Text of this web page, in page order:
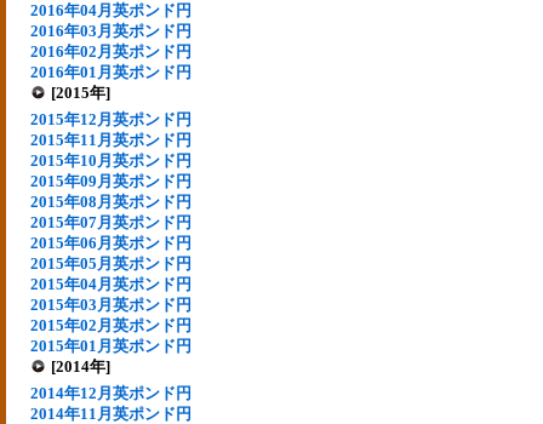
2016年04月英ポンド円
2016年03月英ポンド円
2016年02月英ポンド円
2016年01月英ポンド円
[2015年]
2015年12月英ポンド円
2015年11月英ポンド円
2015年10月英ポンド円
2015年09月英ポンド円
2015年08月英ポンド円
2015年07月英ポンド円
2015年06月英ポンド円
2015年05月英ポンド円
2015年04月英ポンド円
2015年03月英ポンド円
2015年02月英ポンド円
2015年01月英ポンド円
[2014年]
2014年12月英ポンド円
2014年11月英ポンド円